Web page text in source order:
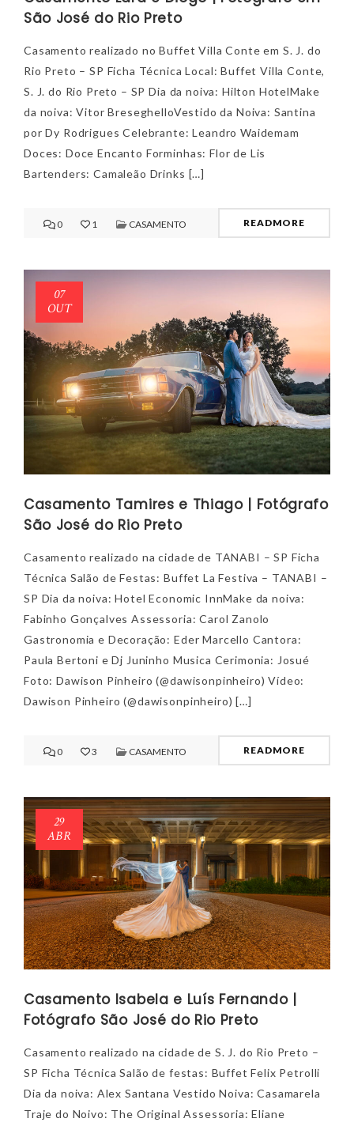
São José do Rio Preto
Casamento realizado no Buffet Villa Conte em S. J. do
Rio Preto – SP Ficha Técnica Local: Buffet Villa Conte,
S. J. do Rio Preto – SP Dia da noiva: Hilton HotelMake
da noiva: Vitor BreseghelloVestido da Noiva: Santina
por Dy Rodrigues Celebrante: Leandro Waidemam
Doces: Doce Encanto Forminhas: Flor de Lis
Bartenders: Camaleão Drinks […]
0 1 CASAMENTO READMORE
07
OUT
Casamento Tamires e Thiago | Fotógrafo
São José do Rio Preto
Casamento realizado na cidade de TANABI – SP Ficha
Técnica Salão de Festas: Buffet La Festiva – TANABI –
SP Dia da noiva: Hotel Economic InnMake da noiva:
Fabinho Gonçalves Assessoria: Carol Zanolo
Gastronomia e Decoração: Eder Marcello Cantora:
Paula Bertoni e Dj Juninho Musica Cerimonia: Josué
Foto: Dawison Pinheiro (@dawisonpinheiro) Vídeo:
Dawison Pinheiro (@dawisonpinheiro) […]
0 3 CASAMENTO READMORE
29
ABR
Casamento Isabela e Luís Fernando |
Fotógrafo São José do Rio Preto
Casamento realizado na cidade de S. J. do Rio Preto –
SP Ficha Técnica Salão de festas: Buffet Felix Petrolli
Dia da noiva: Alex Santana Vestido Noiva: Casamarela
Traje do Noivo: The Original Assessoria: Eliane